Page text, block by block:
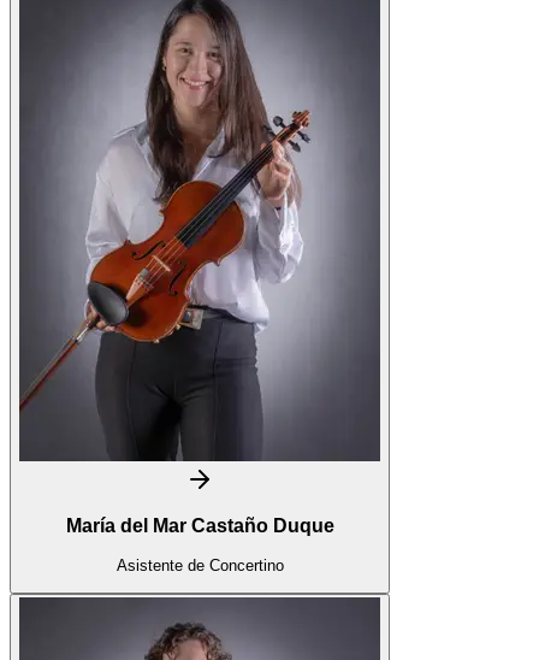
María del Mar Castaño Duque
Asistente de Concertino